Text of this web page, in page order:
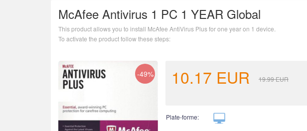
McAfee Antivirus 1 PC 1 YEAR Global
This product allows you to install McAfee AntiVirus Plus for one year on 1 device.
To activate the product follow these steps:
3.Create new account or log in
4.Follow the instructions to download and install the product
-49% 10.17 EUR 19.99EUR
Plate-forme: